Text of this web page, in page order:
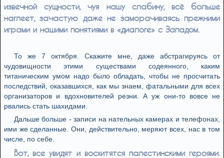
извечной сущности, чуя нашу слабину, всё больше
наглеет, зачастую даже не заморачиваясь прежними
играми и нашими понятиями в «диалоге» с Западом.
То же 7 октября. Скажите мне, даже абстрагируясь от
чудовищности этими существами содеянного, каким
титаническим умом надо было обладать, чтобы не просчитать
последствий, оказавшихся, как мы знаем, фатальными для всех
организаторов и вдохновителей резни. А уж они-то вовсе не
рвались стать шахидами.
Дальше больше - записи на нательных камерах и телефонах,
ими же сделанные. Они, действительно, меряют всех, нас в том
числе, по себе.
Вот, все увидят и восхитятся палестинскими героями.